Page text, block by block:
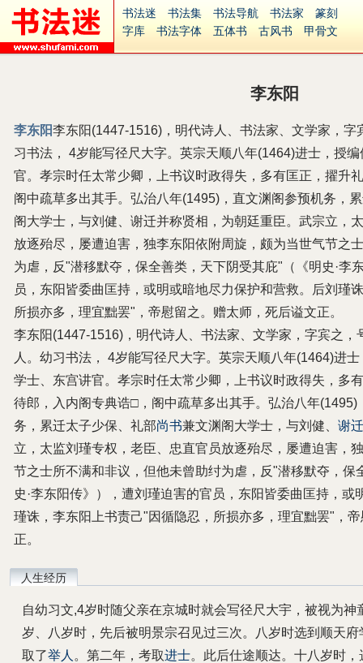
书法迷 书法集 书法导航 书法家
篆刻
字库
书法字体 五体书 古风书
甲骨文
篆刻之家 字源
电子书
字体下载
免费字体 中文字体
英文字体
Ai矢量
P图宝 南无阿弥陀佛
意见反馈
安全网站
捐赠 繁體版
李东阳
李东阳李东阳(1447-1516)，明代诗人、书法家、文学家，
习书法， 4岁能写径尺大字。英宗天顺八年(1464)进士，授
官。孝宗时任太常少卿，上书议时政得失，多有匡正，擢升
阁中疏草多出其手。弘治八年(1495)，直文渊阁参预机务，
阁大学士，与刘健、谢迁并称贤相，为朝廷重臣。武宗立，
放逐殆尽，屡遭迫害，独李东阳依附周旋，颇为当世气节之
为虐，反"潜移默夺，保全善类，天下阴受其庇"（《明史·李
员，东阳皆委曲匡持，或明或暗地尽力保护和营救。后刘瑾
所损亦多，理宜黜罢"，帝慰留之。赠太师，死后谥文正。
李东阳(1447-1516)，明代诗人、书法家、文学家，字宾之，
人。幼习书法， 4岁能写径尺大字。英宗天顺八年(1464)进
学士、东宫讲官。孝宗时任太常少卿，上书议时政得失，多
待郎，入内阁专典诰□，阁中疏草多出其手。弘治八年(1495)
务，累迁太子少保、礼部尚书兼文渊阁大学士，与刘健、 谢迁
立，太监刘瑾专权，老臣、忠直官员放逐殆尽，屡遭迫害，
节之士所不满和非议，但他未曾助纣为虐，反"潜移默夺，保
史·李东阳传》），遭刘瑾迫害的官员，东阳皆委曲匡持，或
瑾诛，李东阳上书责己"因循隐忍，所损亦多，理宜黜罢"，
正。
人生经历
自幼习文,4岁时随父亲在京城时就会写径尺大宇，被视为
岁、八岁时，先后被明景宗召见过三次。八岁时选到顺天
取了举人 。第二年，考取进士。此后仕途顺达。十八岁时